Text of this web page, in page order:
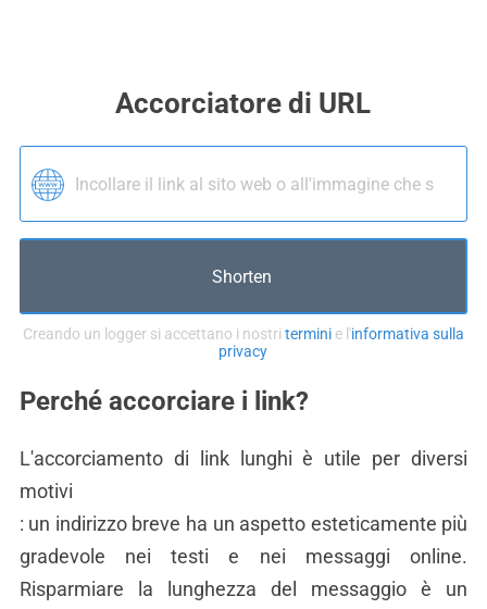
Accorciatore di URL
Shorten
Creando un logger si accettano i nostri terminie l'informativa sulla
privacy
Perché accorciare i link?
L'accorciamento di link lunghi è utile per diversi
motivi
: un indirizzo breve ha un aspetto esteticamente più
gradevole nei testi e nei messaggi online.
Risparmiare la lunghezza del messaggio è un